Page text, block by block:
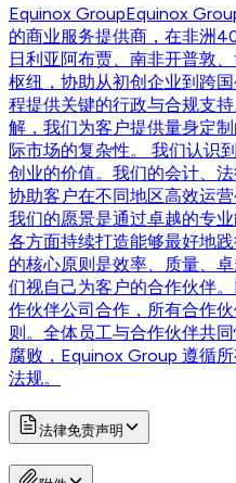
Equinox GroupEquinox
的商业服务提供商，在非洲
日利亚阿布贾、南非开普敦
枢纽，协助从初创企业到跨
程提供关键的行政与合规支
解，我们为客户提供量身定
际市场的复杂性。 我们认识
创业的价值。我们的会计、
协助客户在不同地区高效运
我们的愿景是通过卓越的专
各方面持续打造能够最好地
的核心原则是效率、质量、
们视自己为客户的合作伙伴
作伙伴公司合作，所有合作
则。全体员工与合作伙伴共
腐败，Equinox Group 遵循
法规。
法律免责声明